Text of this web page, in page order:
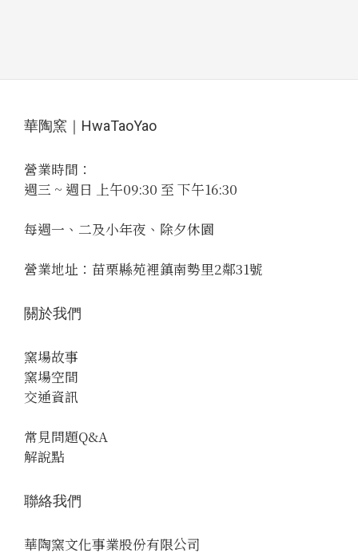
華陶窯｜HwaTaoYao
營業時間：
週三 ~ 週日 上午09:30 至 下午16:30
每週一、二及小年夜、除夕休園
營業地址：苗栗縣苑裡鎮南勢里2鄰31號
關於我們
窯場故事
窯場空間
交通資訊
常見問題Q&A
解說點
聯絡我們
華陶窯文化事業股份有限公司